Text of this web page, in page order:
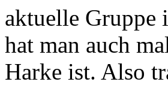
aktuelle Gruppe
hat man auch
Harke ist. Also